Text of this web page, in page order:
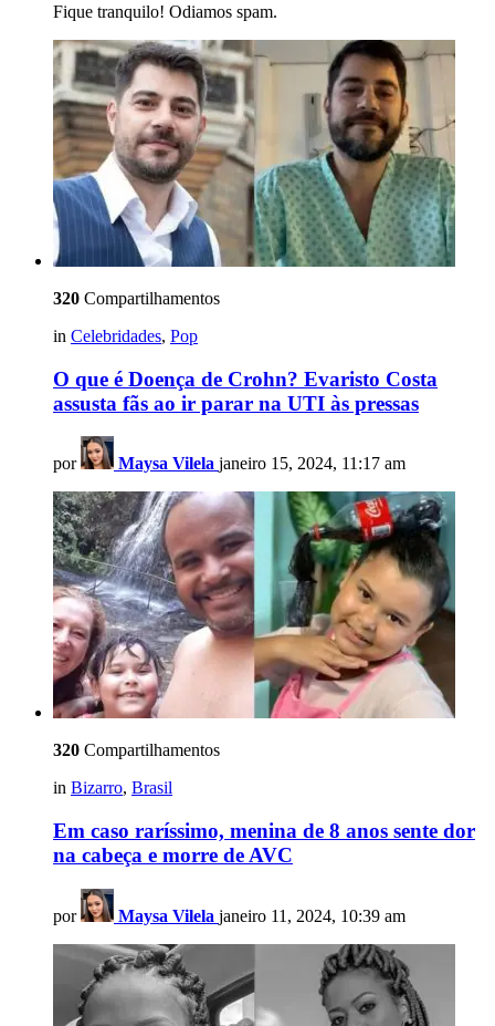
Fique tranquilo! Odiamos spam.
320 Compartilhamentos
in Celebridades, Pop
O que é Doença de Crohn? Evaristo Costa
assusta fãs ao ir parar na UTI às pressas
por Maysa Vilela janeiro 15, 2024, 11:17 am
320 Compartilhamentos
in Bizarro, Brasil
Em caso raríssimo, menina de 8 anos sente dor
na cabeça e morre de AVC
por Maysa Vilela janeiro 11, 2024, 10:39 am